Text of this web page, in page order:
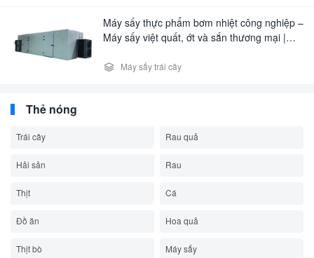
Máy sấy thực phẩm bơm nhiệt công nghiệp –
Máy sấy việt quất, ớt và sắn thương mại |

Máy sấy trái cây
Thẻ nóng
Trái cây Rau quả
Hải sản Rau
Thịt Cá
Đồ ăn Hoa quả
Thịt bò Máy sấy